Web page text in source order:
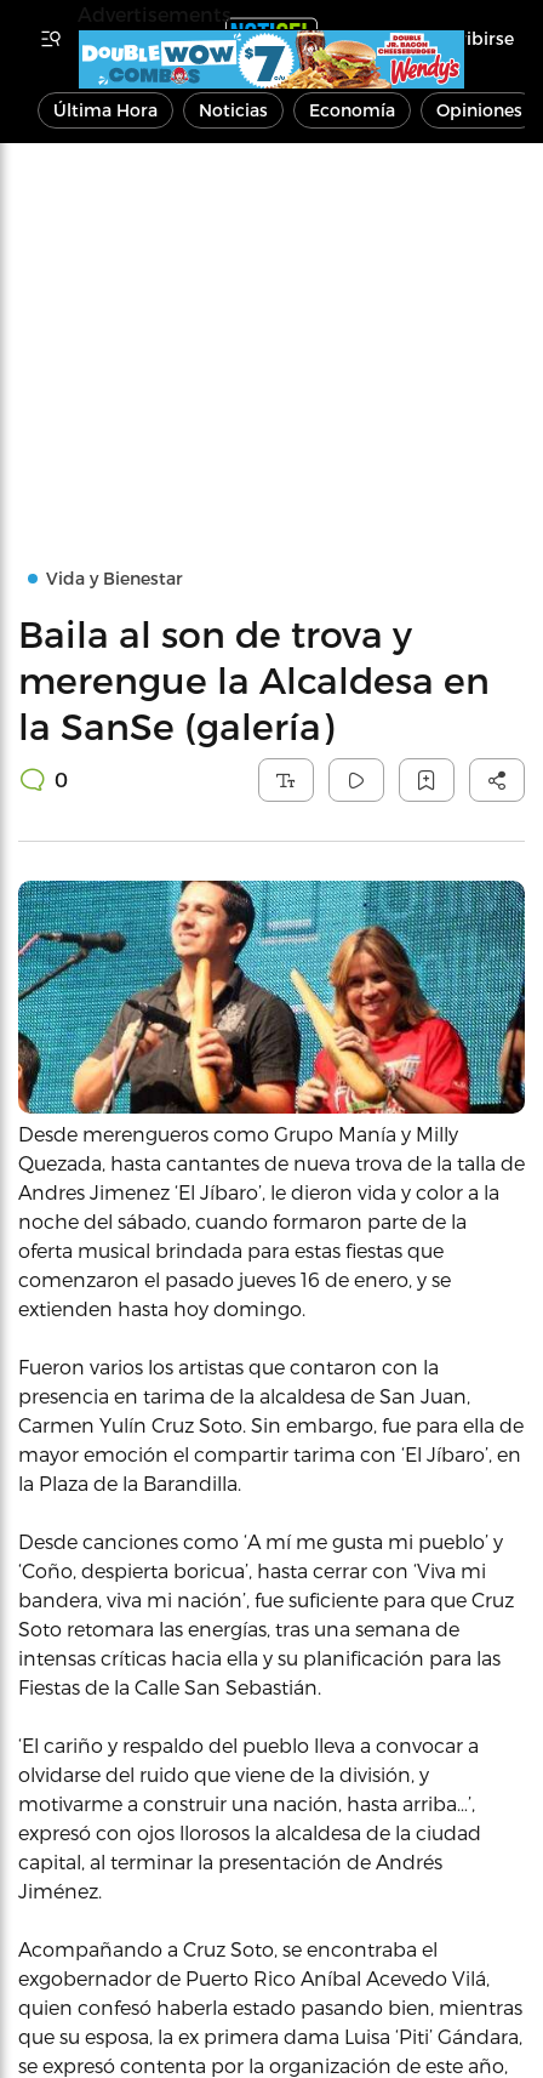
Inscribirse
Última Hora Noticias Economía Opiniones
Vida y Bienestar
Baila al son de trova y
merengue la Alcaldesa en
la SanSe (galería)
0
Desde merengueros como Grupo Manía y Milly
Quezada, hasta cantantes de nueva trova de la talla de
Andres Jimenez ‘El Jíbaro’, le dieron vida y color a la
noche del sábado, cuando formaron parte de la
oferta musical brindada para estas fiestas que
comenzaron el pasado jueves 16 de enero, y se
extienden hasta hoy domingo.
Fueron varios los artistas que contaron con la
presencia en tarima de la alcaldesa de San Juan,
Carmen Yulín Cruz Soto. Sin embargo, fue para ella de
mayor emoción el compartir tarima con ‘El Jíbaro’, en
la Plaza de la Barandilla.
Desde canciones como ‘A mí me gusta mi pueblo’ y
‘Coño, despierta boricua’, hasta cerrar con ‘Viva mi
bandera, viva mi nación’, fue suficiente para que Cruz
Soto retomara las energías, tras una semana de
intensas críticas hacia ella y su planificación para las
Fiestas de la Calle San Sebastián.
‘El cariño y respaldo del pueblo lleva a convocar a
olvidarse del ruido que viene de la división, y
motivarme a construir una nación, hasta arriba…’,
expresó con ojos llorosos la alcaldesa de la ciudad
capital, al terminar la presentación de Andrés
Jiménez.
Acompañando a Cruz Soto, se encontraba el
exgobernador de Puerto Rico Aníbal Acevedo Vilá,
quien confesó haberla estado pasando bien, mientras
que su esposa, la ex primera dama Luisa ‘Piti’ Gándara,
se expresó contenta por la organización de este año,
Advertisements